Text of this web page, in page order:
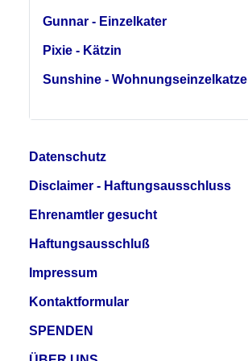
Gunnar - Einzelkater
Pixie - Kätzin
Sunshine - Wohnungseinzelkatze
Datenschutz
Disclaimer - Haftungsausschluss
Ehrenamtler gesucht
Haftungsausschluß
Impressum
Kontaktformular
SPENDEN